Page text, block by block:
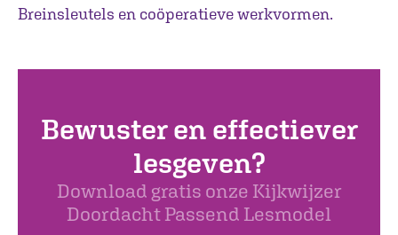
Breinsleutels en coöperatieve werkvormen.
Bewuster en effectiever
lesgeven?
Download gratis onze Kijkwijzer
Doordacht Passend Lesmodel